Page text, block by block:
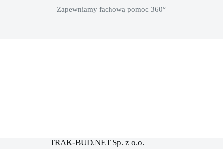
Zapewniamy fachową pomoc 360°
TRAK-BUD.NET Sp. z o.o.